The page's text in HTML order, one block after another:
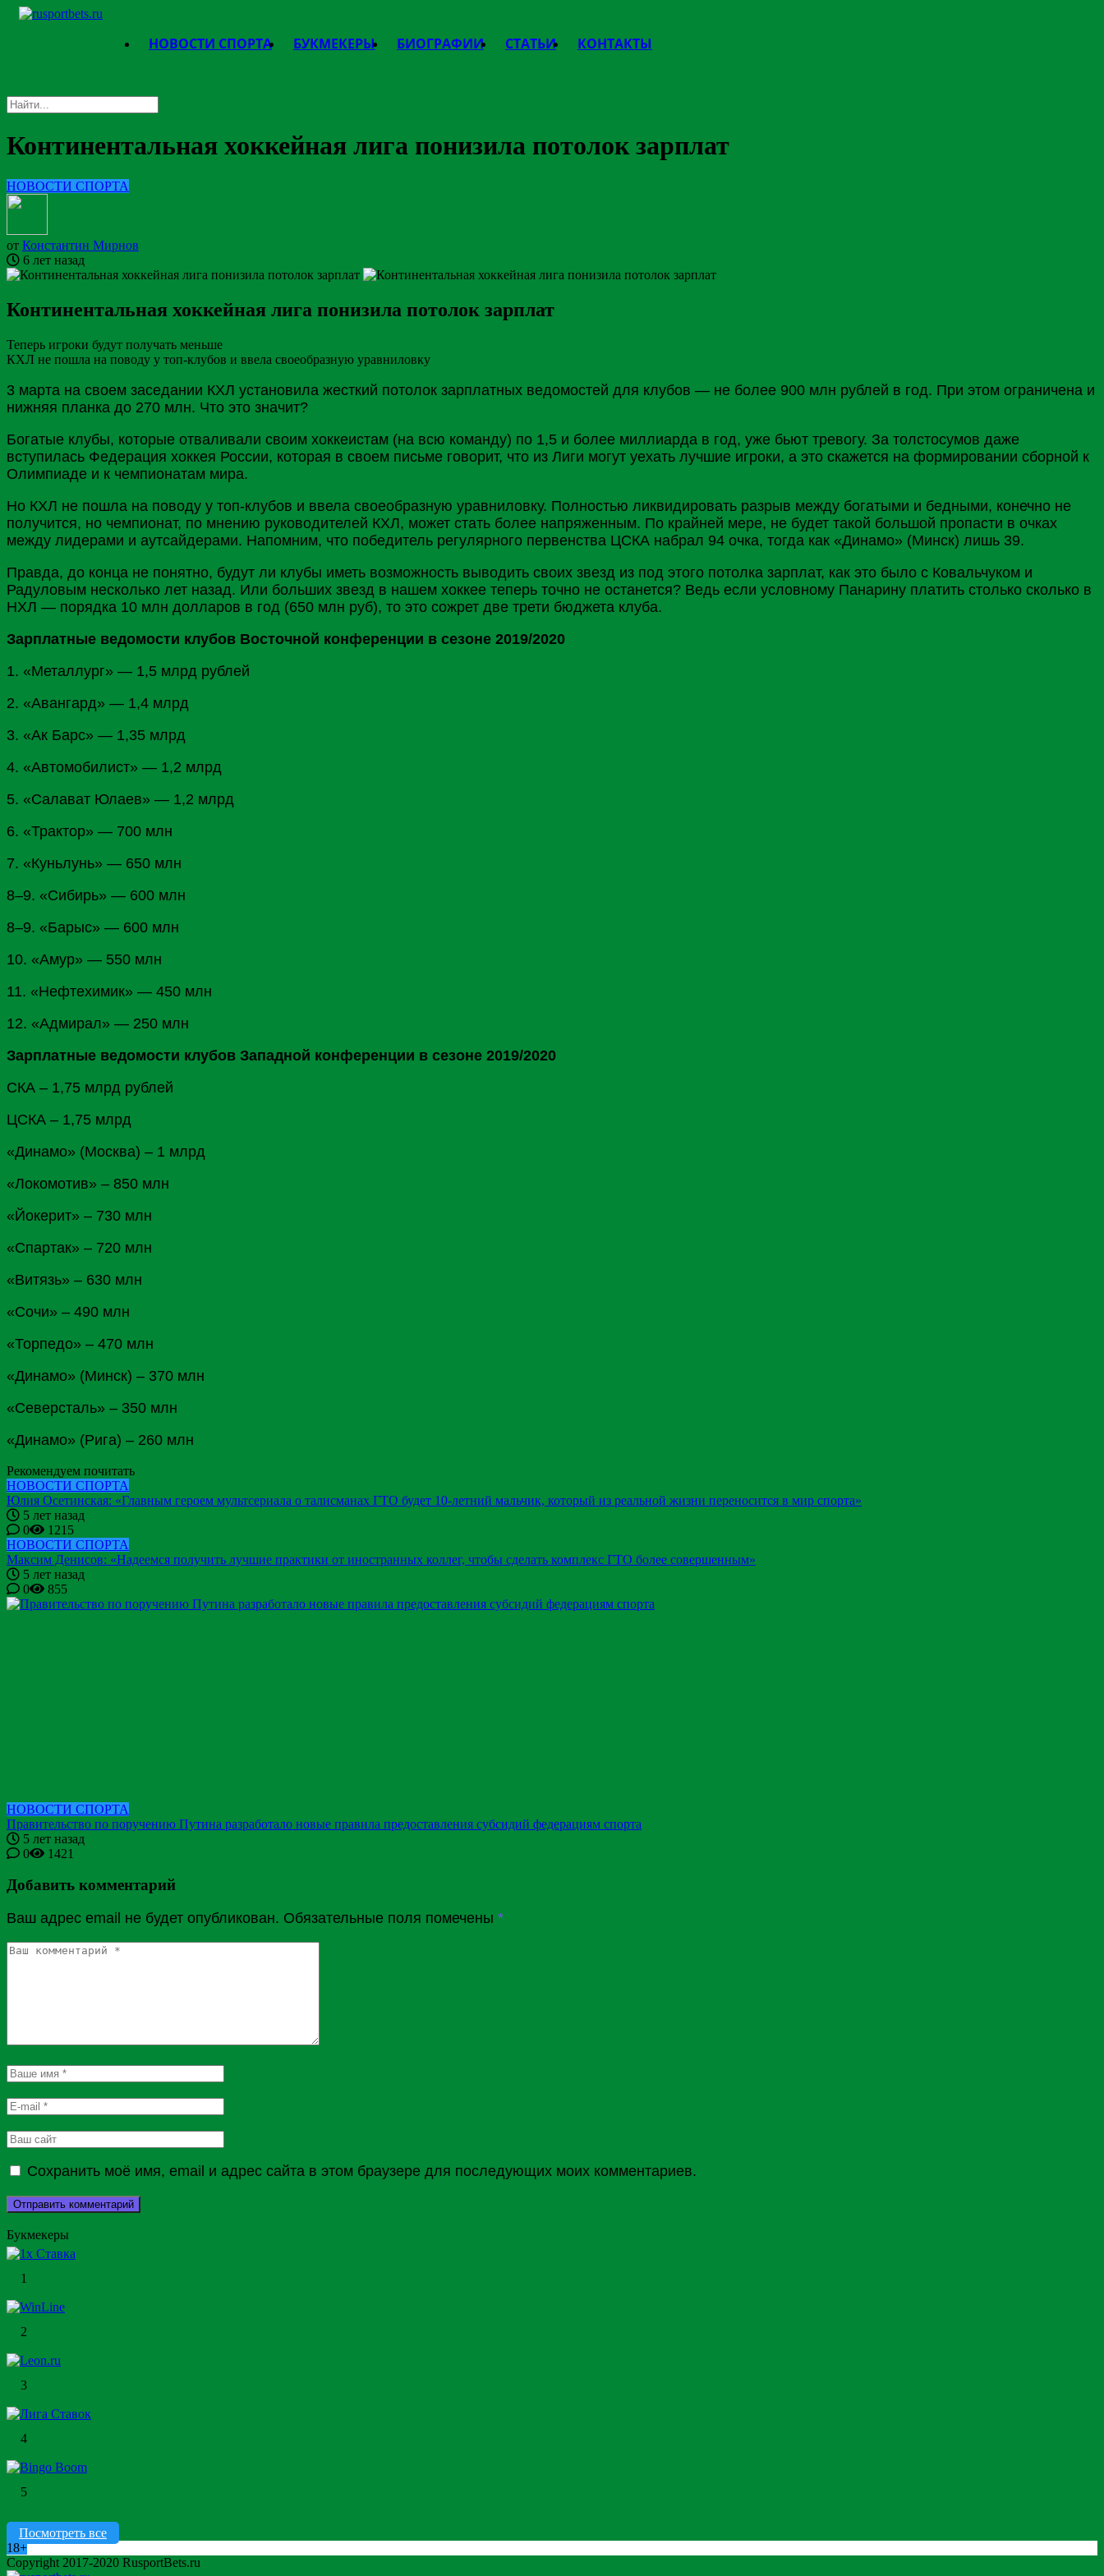
НОВОСТИ СПОРТА БУКМЕКЕРЫ БИОГРАФИИ СТАТЬИ КОНТАКТЫ
Континентальная хоккейная лига понизила потолок зарплат
НОВОСТИ СПОРТА
от Константин Мирнов
6 лет назад
Континентальная хоккейная лига понизила потолок зарплат
Теперь игроки будут получать меньше
КХЛ не пошла на поводу у топ-клубов и ввела своеобразную уравниловку
3 марта на своем заседании КХЛ установила жесткий потолок зарплатных ведомостей для клубов — не более 900 млн рублей в год. При этом ограничена и
нижняя планка до 270 млн. Что это значит?
Богатые клубы, которые отваливали своим хоккеистам (на всю команду) по 1,5 и более миллиарда в год, уже бьют тревогу. За толстосумов даже
вступилась Федерация хоккея России, которая в своем письме говорит, что из Лиги могут уехать лучшие игроки, а это скажется на формировании сборной к
Олимпиаде и к чемпионатам мира.
Но КХЛ не пошла на поводу у топ-клубов и ввела своеобразную уравниловку. Полностью ликвидировать разрыв между богатыми и бедными, конечно не
получится, но чемпионат, по мнению руководителей КХЛ, может стать более напряженным. По крайней мере, не будет такой большой пропасти в очках
между лидерами и аутсайдерами. Напомним, что победитель регулярного первенства ЦСКА набрал 94 очка, тогда как «Динамо» (Минск) лишь 39.
Правда, до конца не понятно, будут ли клубы иметь возможность выводить своих звезд из под этого потолка зарплат, как это было с Ковальчуком и
Радуловым несколько лет назад. Или больших звезд в нашем хоккее теперь точно не останется? Ведь если условному Панарину платить столько сколько в
НХЛ — порядка 10 млн долларов в год (650 млн руб), то это сожрет две трети бюджета клуба.
Зарплатные ведомости клубов Восточной конференции в сезоне 2019/2020
1. «Металлург» — 1,5 млрд рублей
2. «Авангард» — 1,4 млрд
3. «Ак Барс» — 1,35 млрд
4. «Автомобилист» — 1,2 млрд
5. «Салават Юлаев» — 1,2 млрд
6. «Трактор» — 700 млн
7. «Куньлунь» — 650 млн
8–9. «Сибирь» — 600 млн
8–9. «Барыс» — 600 млн
10. «Амур» — 550 млн
11. «Нефтехимик» — 450 млн
12. «Адмирал» — 250 млн
Зарплатные ведомости клубов Западной конференции в сезоне 2019/2020
СКА – 1,75 млрд рублей
ЦСКА – 1,75 млрд
«Динамо» (Москва) – 1 млрд
«Локомотив» – 850 млн
«Йокерит» – 730 млн
«Спартак» – 720 млн
«Витязь» – 630 млн
«Сочи» – 490 млн
«Торпедо» – 470 млн
«Динамо» (Минск) – 370 млн
«Северсталь» – 350 млн
«Динамо» (Рига) – 260 млн
Рекомендуем почитать
НОВОСТИ СПОРТА
Юлия Осетинская: «Главным героем мультсериала о талисманах ГТО будет 10-летний мальчик, который из реальной жизни переносится в мир спорта»
5 лет назад
0
1215
НОВОСТИ СПОРТА
Максим Денисов: «Надеемся получить лучшие практики от иностранных коллег, чтобы сделать комплекс ГТО более совершенным»
5 лет назад
0
855
НОВОСТИ СПОРТА
Правительство по поручению Путина разработало новые правила предоставления субсидий федерациям спорта
5 лет назад
0
1421
Добавить комментарий
Ваш адрес email не будет опубликован. Обязательные поля помечены *
Сохранить моё имя, email и адрес сайта в этом браузере для последующих моих комментариев.
Букмекеры
1
2
3
4
5
Посмотреть все
18+
Copyright 2017-2020 RusportBets.ru